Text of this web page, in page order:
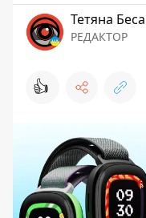
Тетяна
РЕДАКТОР
👍